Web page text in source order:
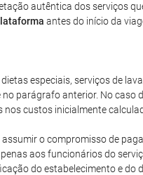
autêntica dos serviços
antes do início da
especiais, serviços de
parágrafo anterior. No caso
custos inicialmente
o compromisso de
aos funcionários do
do estabelecimento e do